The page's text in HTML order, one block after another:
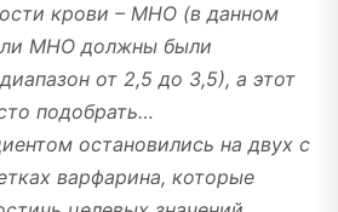
крови – МНО (в данном
МНО должны были
от 2,5 до 3,5), а этот
подобрать…
остановились на двух с
варфарина, которые